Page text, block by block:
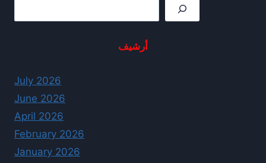
أرشيف
July 2026
June 2026
April 2026
February 2026
January 2026